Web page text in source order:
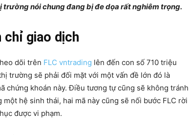
nói chung đang bị đe dọa rất nghiêm trọng.
chỉ giao dịch
dõi trên FLC vntrading lên đến con số 710 triệu
trường sẽ phải đối mặt với một vấn đề lớn đó là
chứng khoán này. Điều tương tự cũng sẽ không tránh
hệ sinh thái, hai mã này cũng sẽ nối bước FLC rời
được vi phạm.